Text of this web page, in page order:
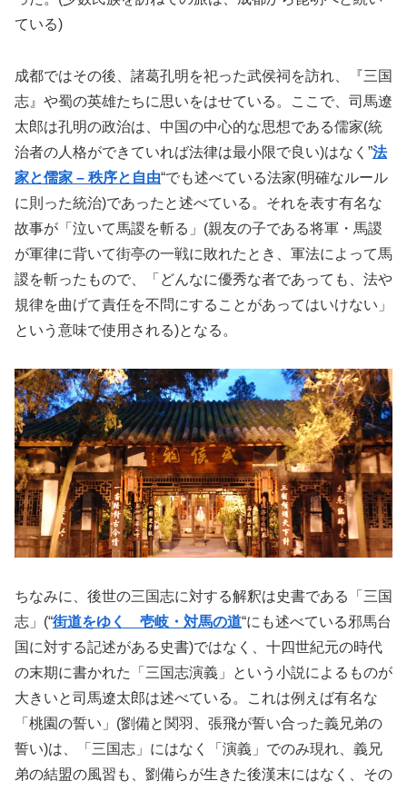
ている)
成都ではその後、諸葛孔明を祀った武侯祠を訪れ、『三国
志』や蜀の英雄たちに思いをはせている。ここで、司馬遼
太郎は孔明の政治は、中国の中心的な思想である儒家(統
治者の人格ができていれば法律は最小限で良い)はなく”法
家と儒家 – 秩序と自由“でも述べている法家(明確なルール
に則った統治)であったと述べている。それを表す有名な
故事が「泣いて馬謖を斬る」(親友の子である将軍・馬謖
が軍律に背いて街亭の一戦に敗れたとき、軍法によって馬
謖を斬ったもので、「どんなに優秀な者であっても、法や
規律を曲げて責任を不問にすることがあってはいけない」
という意味で使用される)となる。
ちなみに、後世の三国志に対する解釈は史書である「三国
志」(“街道をゆく 壱岐・対馬の道“にも述べている邪馬台
国に対する記述がある史書)ではなく、十四世紀元の時代
の末期に書かれた「三国志演義」という小説によるものが
大きいと司馬遼太郎は述べている。これは例えば有名な
「桃園の誓い」(劉備と関羽、張飛が誓い合った義兄弟の
誓い)は、「三国志」にはなく「演義」でのみ現れ、義兄
弟の結盟の風習も、劉備らが生きた後漢末にはなく、その